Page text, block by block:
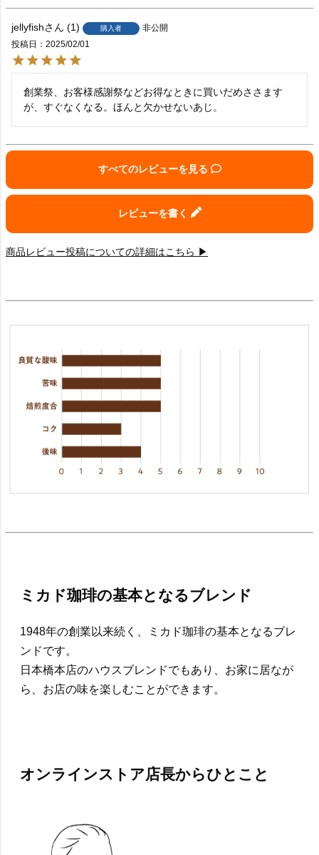
jellyfish 1 購入者
非公開
投稿日
2025/02/01
創業祭、お客様感謝祭などお得なときに買いだめささます
が、すぐなくなる。ほんと欠かせないあじ。
すべてのレビューを見る
レビューを書く
商品レビュー投稿についての詳細はこちら ▶
ミカド珈琲の基本となるブレンド
1948年の創業以来続く、ミカド珈琲の基本となるブレ
ンドです。
日本橋本店のハウスブレンドでもあり、お家に居なが
ら、お店の味を楽しむことができます。
オンラインストア店長からひとこと